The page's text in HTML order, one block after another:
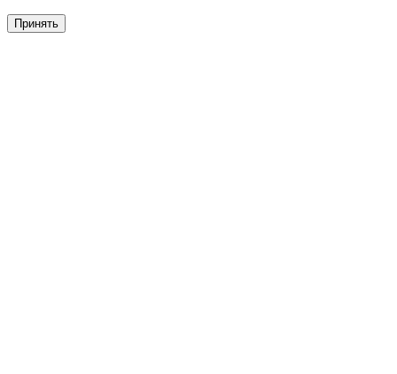
Принять